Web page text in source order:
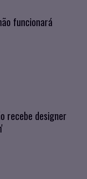
funcionará
recebe designer